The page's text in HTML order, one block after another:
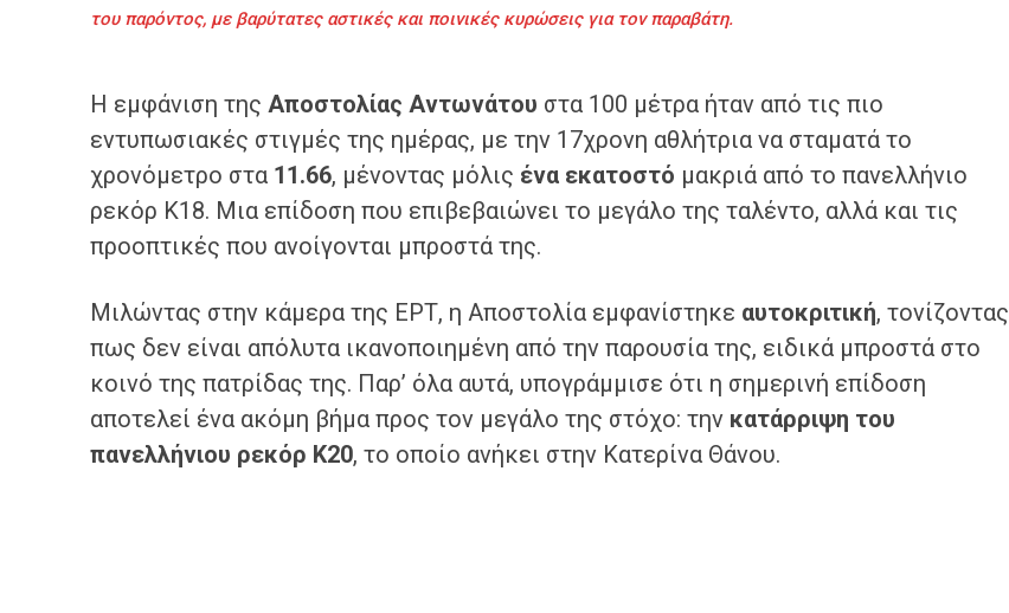
του παρόντος, με βαρύτατες αστικές και ποινικές κυρώσεις για τον παραβάτη.
Η εμφάνιση της Αποστολίας Αντωνάτου στα 100 μέτρα ήταν από τις πιο
εντυπωσιακές στιγμές της ημέρας, με την 17χρονη αθλήτρια να σταματά το
χρονόμετρο στα 11.66, μένοντας μόλις ένα εκατοστό μακριά από το πανελλήνιο
ρεκόρ Κ18. Μια επίδοση που επιβεβαιώνει το μεγάλο της ταλέντο, αλλά και τις
προοπτικές που ανοίγονται μπροστά της.
Μιλώντας στην κάμερα της ΕΡΤ, η Αποστολία εμφανίστηκε αυτοκριτική, τονίζοντας
πως δεν είναι απόλυτα ικανοποιημένη από την παρουσία της, ειδικά μπροστά στο
κοινό της πατρίδας της. Παρ’ όλα αυτά, υπογράμμισε ότι η σημερινή επίδοση
αποτελεί ένα ακόμη βήμα προς τον μεγάλο της στόχο: την κατάρριψη του
πανελλήνιου ρεκόρ Κ20, το οποίο ανήκει στην Κατερίνα Θάνου.